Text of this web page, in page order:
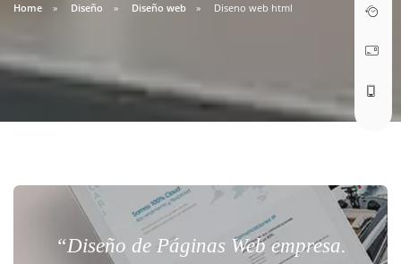
Home Diseño Diseño web Diseno web html
“Diseño de Páginas Web empresa.